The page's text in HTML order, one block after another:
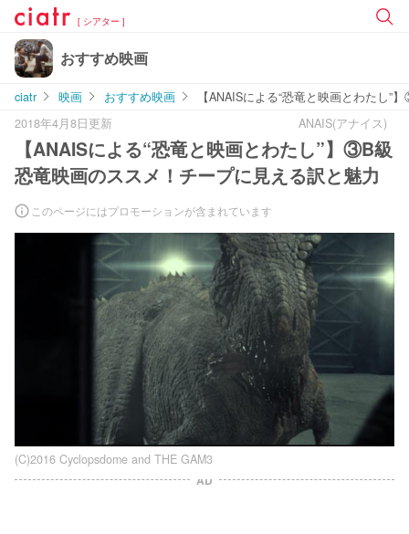
[ シアター ]
おすすめ映画
ciatr 映画 おすすめ映画
【ANAISによる“恐竜と映画とわたし
2018年4月8日更新
ANAIS(アナイス)
【ANAISによる“恐竜と映画とわたし”】③B級
恐竜映画のススメ！チープに見える訳と魅力
このページにはプロモーションが含まれています
(C)2016 Cyclopsdome and THE GAM3
AD